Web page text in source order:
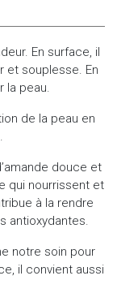
En surface, il
et souplesse. En
la peau.
de la peau en
douce et
qui nourrissent et
à la rendre
antioxydantes.
notre soin pour
il convient aussi